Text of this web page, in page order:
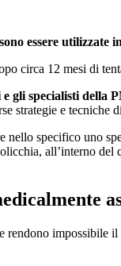
essere
circa 12 mesi di
gli specialisti della
strategie e tecniche
nello specifico uno
all’interno
impossibile